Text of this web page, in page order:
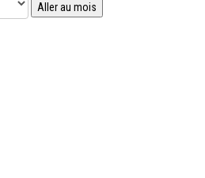
Aller au mois